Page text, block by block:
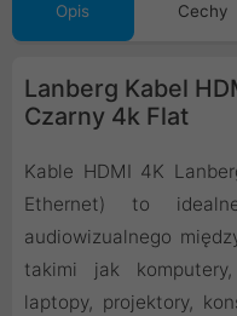
Opis Cechy
Lanberg Kabel
Czarny 4k Flat
Kable HDMI 4K
Ethernet) to
audiowizualnego
takimi jak
laptopy, projektory,